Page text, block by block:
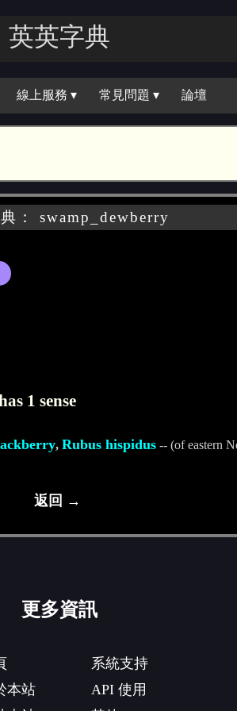
英英字典
線上服務 ▾ 常見問題 ▾ 論壇
： swamp_dewberry
1 sense
, Rubus hispidus -- (of eastern
返回 →
更多資訊
本站
系統支持
API 使用